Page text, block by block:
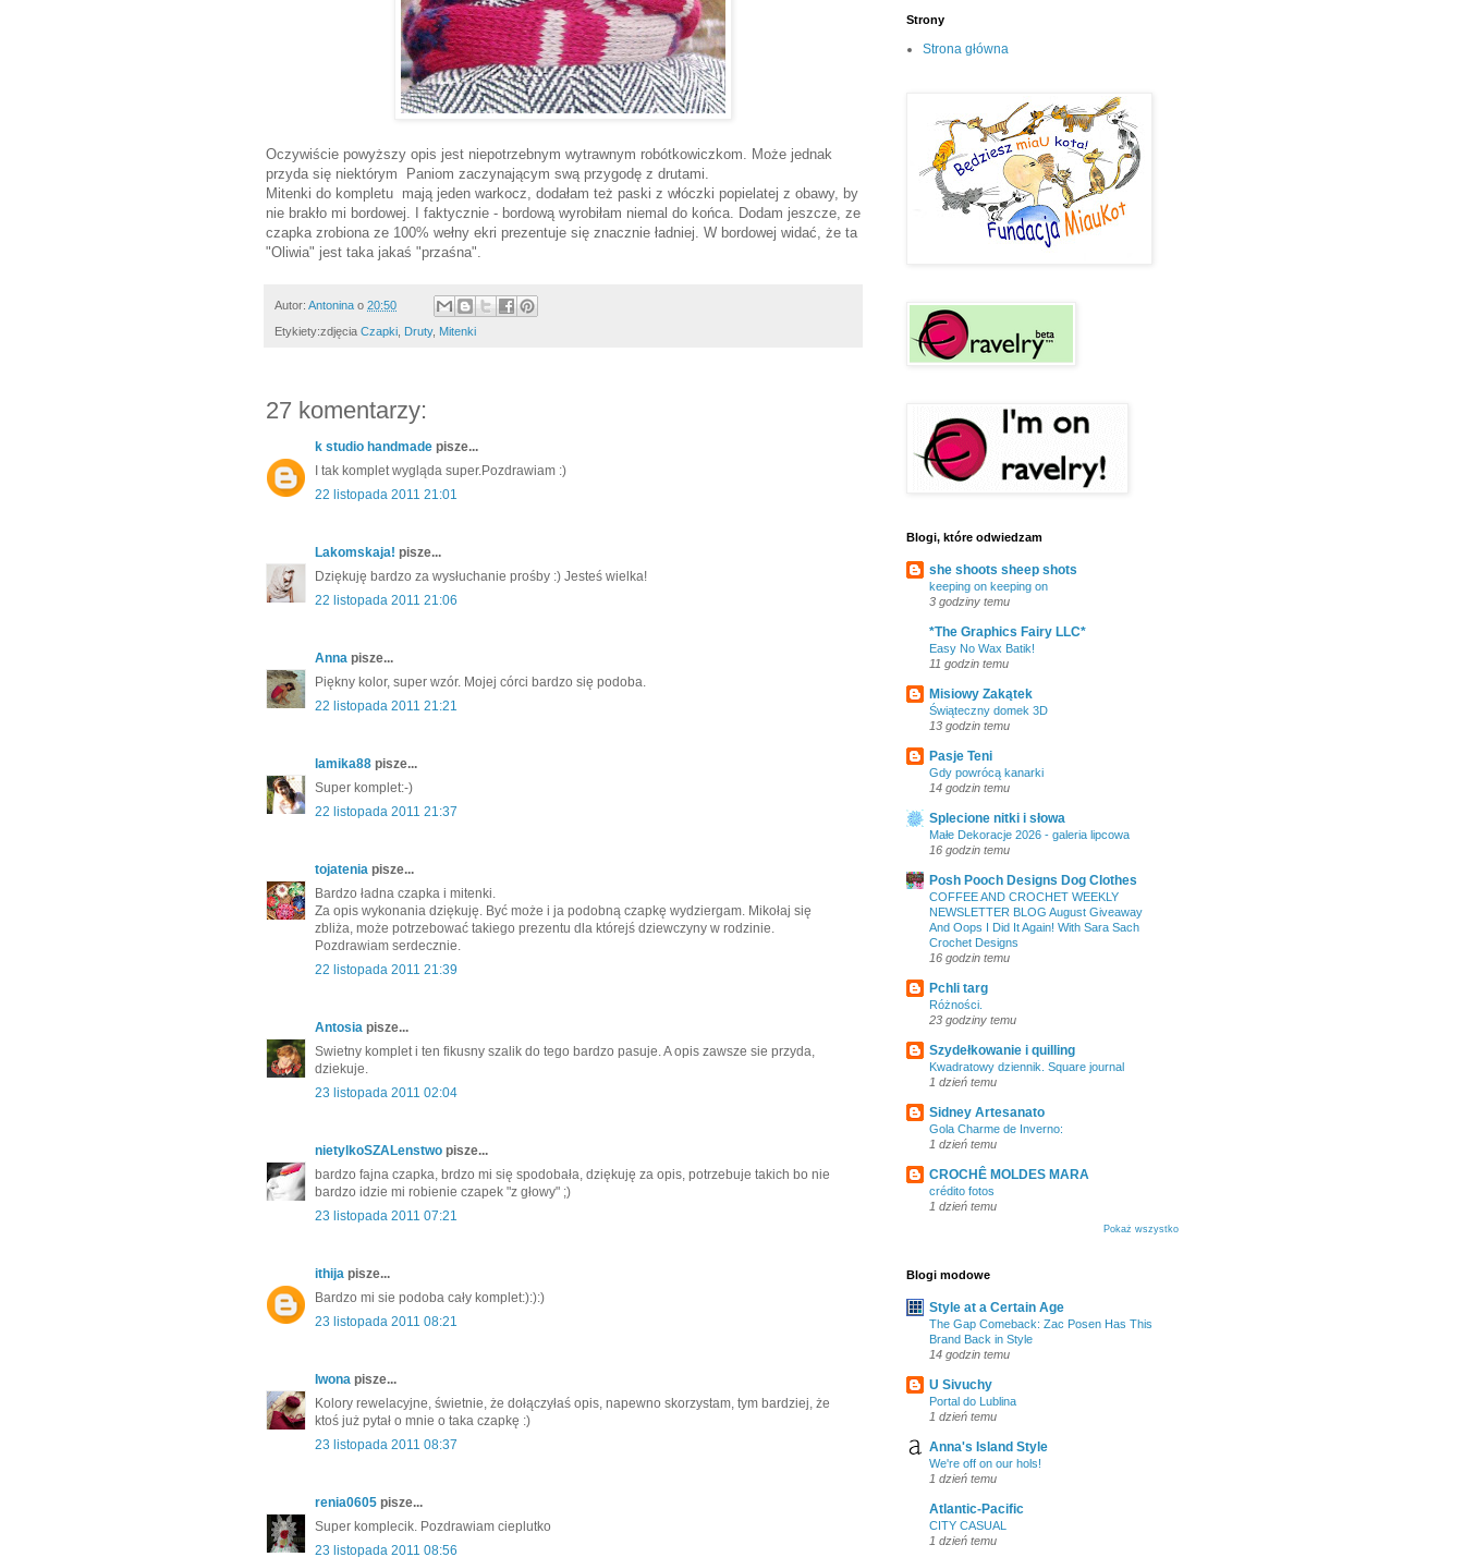
Oczywiście powyższy opis jest niepotrzebnym wytrawnym robótkowiczkom. Może jednak
przyda się niektórym Paniom zaczynającym swą przygodę z drutami.
Mitenki do kompletu mają jeden warkocz, dodałam też paski z włóczki popielatej z obawy, by
nie brakło mi bordowej. I faktycznie - bordową wyrobiłam niemal do końca. Dodam jeszcze, ze
czapka zrobiona ze 100% wełny ekri prezentuje się znacznie ładniej. W bordowej widać, że ta
"Oliwia" jest taka jakaś "przaśna".
Autor: Antonina o 20:50
Etykiety:zdjęcia Czapki Druty, Mitenki
27 komentarzy:
k studio handmade pisze...
I tak komplet wygląda super.Pozdrawiam :)
22 listopada 2011 21:01
Lakomskaja! pisze...
Dziękuję bardzo za wysłuchanie prośby :) Jesteś wielka!
22 listopada 2011 21:06
Anna pisze...
Piękny kolor, super wzór. Mojej córci bardzo się podoba.
22 listopada 2011 21:21
lamika88 pisze...
Super komplet:-)
22 listopada 2011 21:37
tojatenia pisze...
Bardzo ładna czapka i mitenki.
Za opis wykonania dziękuję. Być może i ja podobną czapkę wydziergam. Mikołaj się
zbliża, może potrzebować takiego prezentu dla którejś dziewczyny w rodzinie.
Pozdrawiam serdecznie.
22 listopada 2011 21:39
Antosia pisze...
Swietny komplet i ten fikusny szalik do tego bardzo pasuje. A opis zawsze sie przyda,
dziekuje.
23 listopada 2011 02:04
nietylkoSZALenstwo pisze...
bardzo fajna czapka, brdzo mi się spodobała, dziękuję za opis, potrzebuje takich bo nie
bardzo idzie mi robienie czapek "z głowy" ;)
23 listopada 2011 07:21
ithija pisze...
Bardzo mi sie podoba cały komplet:):):)
23 listopada 2011 08:21
Iwona pisze...
Kolory rewelacyjne, świetnie, że dołączyłaś opis, napewno skorzystam, tym bardziej, że
ktoś już pytał o mnie o taka czapkę :)
23 listopada 2011 08:37
renia0605 pisze...
Super komplecik. Pozdrawiam cieplutko
23 listopada 2011 08:56
Strony
Strona główna
Blogi, które odwiedzam
she shoots sheep shots
keeping on keeping on
3 godziny temu
*The Graphics Fairy LLC*
Easy No Wax Batik!
11 godzin temu
Misiowy Zakątek
Świąteczny domek 3D
13 godzin temu
Pasje Teni
Gdy powrócą kanarki
14 godzin temu
Splecione nitki i słowa
Małe Dekoracje 2026 - galeria lipcowa
16 godzin temu
Posh Pooch Designs Dog Clothes
COFFEE AND CROCHET WEEKLY
NEWSLETTER BLOG August Giveaway
And Oops I Did It Again! With Sara Sach
Crochet Designs
16 godzin temu
Pchli targ
Różności.
23 godziny temu
Szydełkowanie i quilling
Kwadratowy dziennik. Square journal
1 dzień temu
Sidney Artesanato
Gola Charme de Inverno:
1 dzień temu
CROCHÊ MOLDES MARA
crédito fotos
1 dzień temu
Pokaż wszystko
Blogi modowe
Style at a Certain Age
The Gap Comeback: Zac Posen Has This
Brand Back in Style
14 godzin temu
U Sivuchy
Portal do Lublina
1 dzień temu
Anna's Island Style
We're off on our hols!
1 dzień temu
Atlantic-Pacific
CITY CASUAL
1 dzień temu